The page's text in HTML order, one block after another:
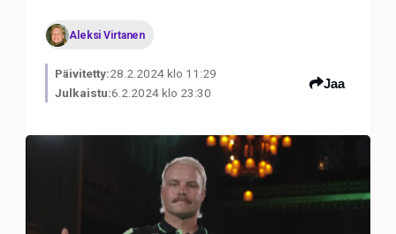
Aleksi Virtanen
Päivitetty:28.2.2024 klo 11:29
Julkaistu:6.2.2024 klo 23:30
Jaa